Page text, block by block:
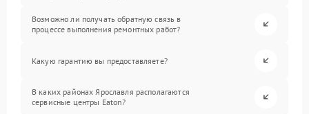
Возможно ли получать обратную связь в
процессе выполнения ремонтных работ?
Какую гарантию вы предоставляете?
В каких районах Ярославля располагаются
сервисные центры Eaton?